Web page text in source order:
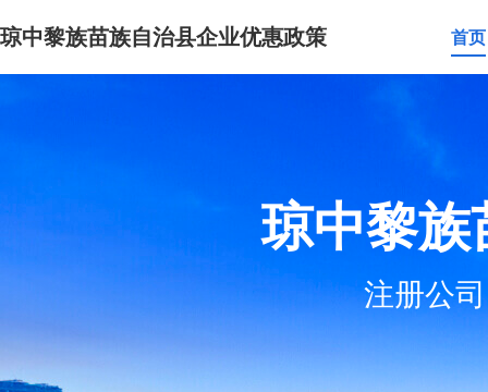
琼中黎族苗族自治县企业优惠政策 首页
琼中黎
注册公